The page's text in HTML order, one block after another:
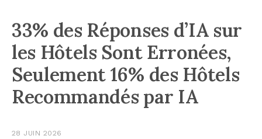
33% des Réponses d’IA sur
les Hôtels Sont Erronées,
Seulement 16% des Hôtels
Recommandés par IA
28 JUIN 2026